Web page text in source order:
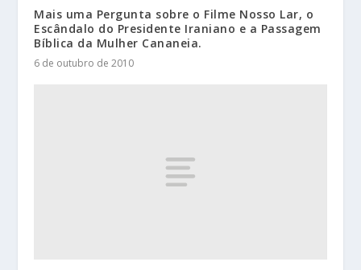
Mais uma Pergunta sobre o Filme Nosso Lar, o
Escândalo do Presidente Iraniano e a Passagem
Bíblica da Mulher Cananeia.
6 de outubro de 2010